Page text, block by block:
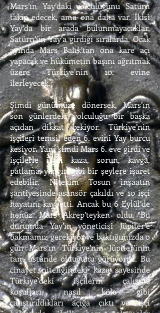
Mars’ın Yay’daki yolculuğunu Satürn
takip edecek, ama ona daha var. İkisi
Yay’da bir arada bulunmayacaklar.
Satürn’ün Yay’a girdiği sıralarda, Ocak
ayında Mars Balık’tan ona kare açı
yapacak ve hükümetin başını ağrıtmak
üzere Türkiye’nin 10. evine
ilerleyecek.
Şimdi günümüze dönersek, Mars’ın
son günlerdeki yolculuğu bir başka
açıdan dikkat çekiyor. Türkiye’nin
işçileri temsil eden 6. evini Yay burcu
kesiyor. Yani şimdi Mars 6. eve girdi ve
işçilerle ilgili kaza, sorun, kavga,
patlama, yangın gibi bir şeylere işaret
edebilir. Nitekim Tosun inşaatın
şantiyesinde asansör çakıldı ve 10 işçi
hayatını kaybetti. Ancak bu 6 Eylül’de
henüz Mars Akrep’teyken oldu. Bu
durumda Yay’ın yöneticisi Jüpiter’e
bakmamız gerekiyor ve baktığımızda o
gün Mars’ın Türkiye’nin Jüpiter’inin
tam üstünde olduğunu görüyoruz. Bu
cinayet niteliğindeki kaza sayesinde
Türkiye’deki işçilerin çalışma
koşulları, nasıl köle gibi
çalıştırıldıkları açığa çıktı ve işçi